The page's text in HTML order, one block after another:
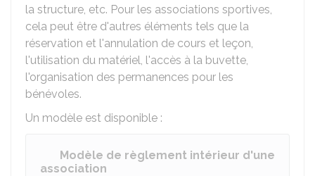
la structure, etc. Pour les associations sportives,
cela peut être d'autres éléments tels que la
réservation et l'annulation de cours et leçon,
l'utilisation du matériel, l'accès à la buvette,
l'organisation des permanences pour les
bénévoles.
Un modèle est disponible :
Modèle de règlement intérieur d'une
association